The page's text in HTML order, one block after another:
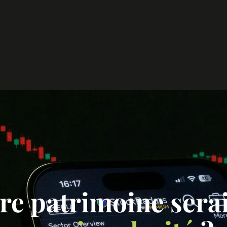
patrimoine